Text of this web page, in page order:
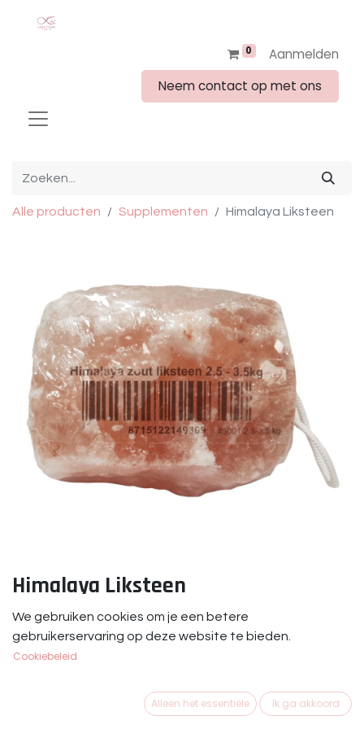
0
Aanmelden
Neem contact op met ons
Alle producten Supplementen Himalaya Liksteen
Himalaya Liksteen
Himalaya Liksteen 2,5 kg - 3,5 kg.
€8,95
Ontvang een bericht wanneer er opnieuw
We gebruiken cookies om je een betere
gebruikerservaring op deze website te bieden.
Cookiebeleid
Alleen het essentiële Ik ga akkoord